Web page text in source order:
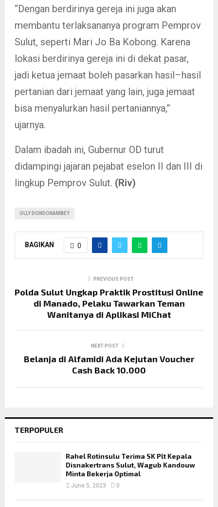
“Dengan berdirinya gereja ini juga akan
membantu terlaksananya program Pemprov
Sulut, seperti Mari Jo Ba Kobong. Karena
lokasi berdirinya gereja ini di dekat pasar,
jadi ketua jemaat boleh pasarkan hasil–hasil
pertanian dari jemaat yang lain, juga jemaat
bisa menyalurkan hasil pertaniannya,”
ujarnya.
Dalam ibadah ini, Gubernur OD turut
didampingi jajaran pejabat eselon II dan III di
lingkup Pemprov Sulut. (Riv)
OLLY DONDOKAMBEY
BAGIKAN 0
PREVIOUS POST
Polda Sulut Ungkap Praktik Prostitusi Online
di Manado, Pelaku Tawarkan Teman
Wanitanya di Aplikasi MiChat
NEXT POST
Belanja di Alfamidi Ada Kejutan Voucher
Cash Back 10.000
TERPOPULER
Rahel Rotinsulu Terima SK Plt Kepala
Disnakertrans Sulut, Wagub Kandouw
Minta Bekerja Optimal
June 5, 2023 0